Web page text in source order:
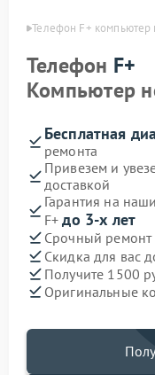
Телефон F+ компьютер
Телефон F+
Компьютер
Бесплатная
ремонта
Привезем и
доставкой
Гарантия на
F+до 3-х лет
Срочный ремонт
Скидка для вас
Получите 1500
Оригинальные